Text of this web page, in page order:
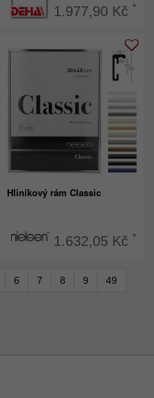
1.977,90 Kč *
Hliníkový rám Classic
1.632,05 Kč *
6 7 8 9 49